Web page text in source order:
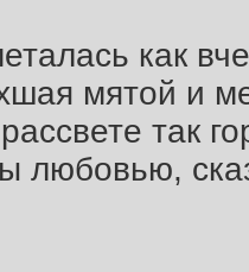
как
мятой и
так
любовью,